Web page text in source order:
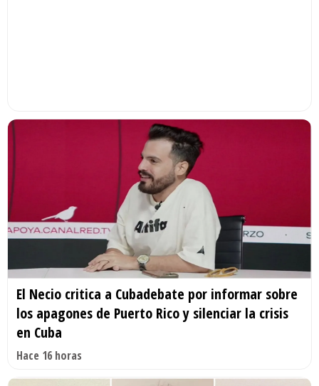
El Necio critica a Cubadebate por informar sobre
los apagones de Puerto Rico y silenciar la crisis
en Cuba
Hace 16 horas